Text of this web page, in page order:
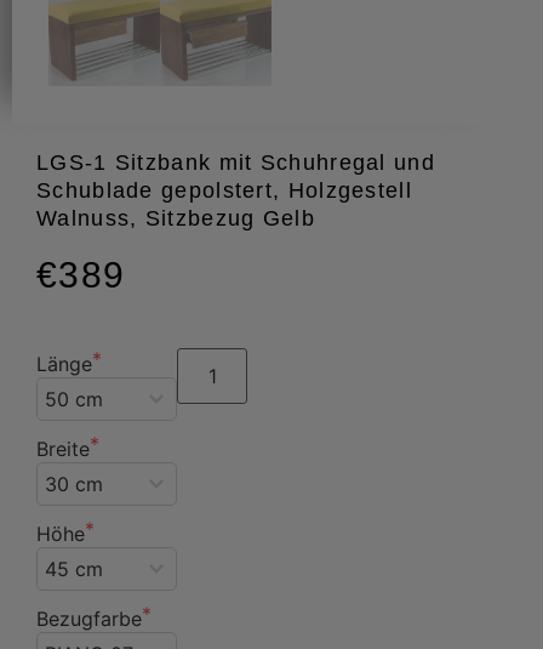
LGS-1 Sitzbank mit Schuhregal und
Schublade gepolstert, Holzgestell
Walnuss, Sitzbezug Gelb
€389
Länge
Breite
Höhe
Bezugfarbe